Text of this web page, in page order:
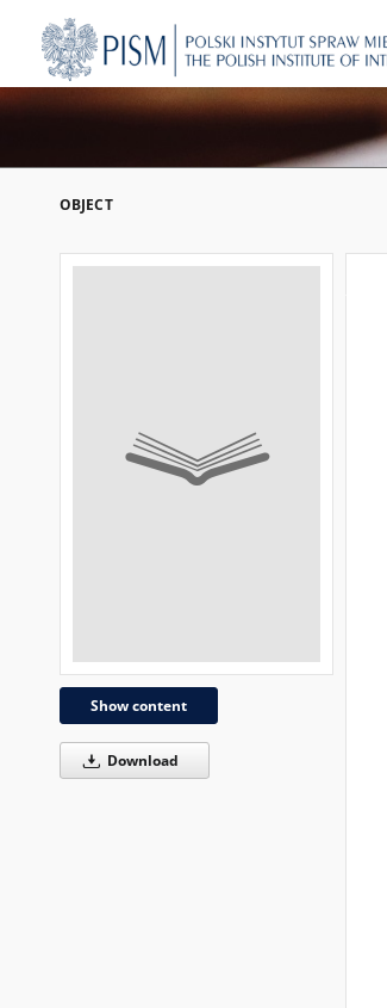
OBJECT
Show content
Download